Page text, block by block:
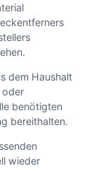
dem Haushalt
oder
benötigten
bereithalten.
wieder